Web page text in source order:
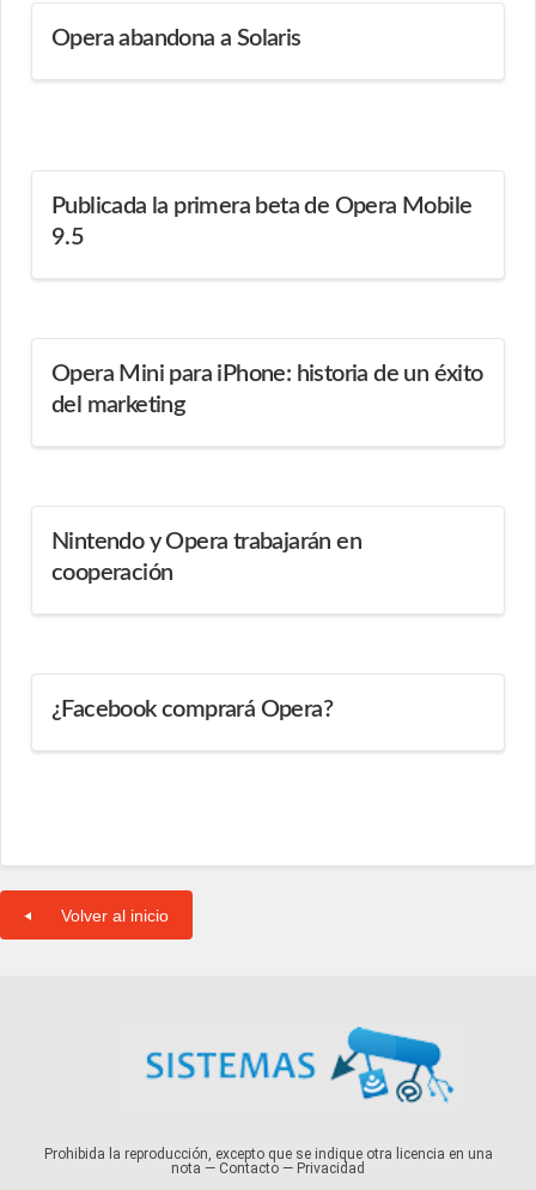
Opera abandona a Solaris
Publicada la primera beta de Opera Mobile
9.5
Opera Mini para iPhone: historia de un éxito
del marketing
Nintendo y Opera trabajarán en
cooperación
¿Facebook comprará Opera?
Volver al inicio
Prohibida la reproducción, excepto que se indique otra licencia en una
nota — Contacto — Privacidad